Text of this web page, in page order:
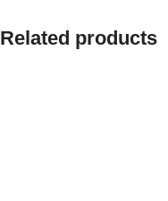
Related products